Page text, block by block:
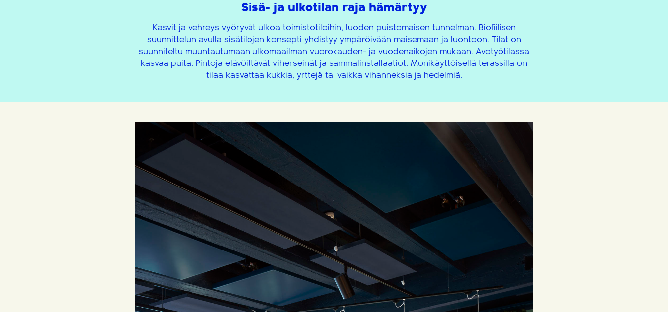
Sisä- ja ulkotilan raja hämärtyy
Kasvit ja vehreys vyöryvät ulkoa toimistotiloihin, luoden puistomaisen tunnelman. Biofiilisen
suunnittelun avulla sisätilojen konsepti yhdistyy ympäröivään maisemaan ja luontoon. Tilat on
suunniteltu muuntautumaan ulkomaailman vuorokauden- ja vuodenaikojen mukaan. Avotyötilassa
kasvaa puita. Pintoja elävöittävät viherseinät ja sammalinstallaatiot. Monikäyttöisellä terassilla on
tilaa kasvattaa kukkia, yrttejä tai vaikka vihanneksia ja hedelmiä.